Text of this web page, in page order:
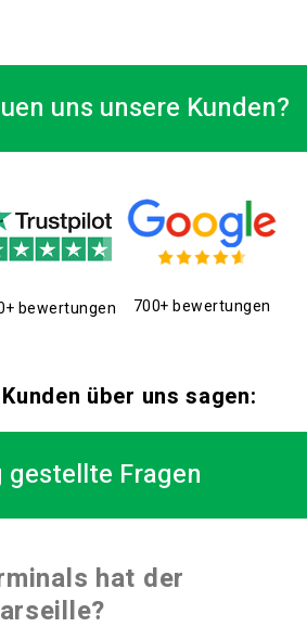
uns unsere Kunden?
bewertungen 700+ bewertungen
über uns sagen:
gestellte Fragen
hat der